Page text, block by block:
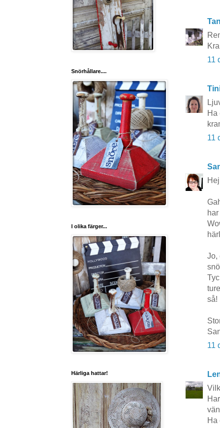
11
Ha
11
Jo,
så!
11
Ha
Snörhållare....
I olika färger...
Härliga hattar!